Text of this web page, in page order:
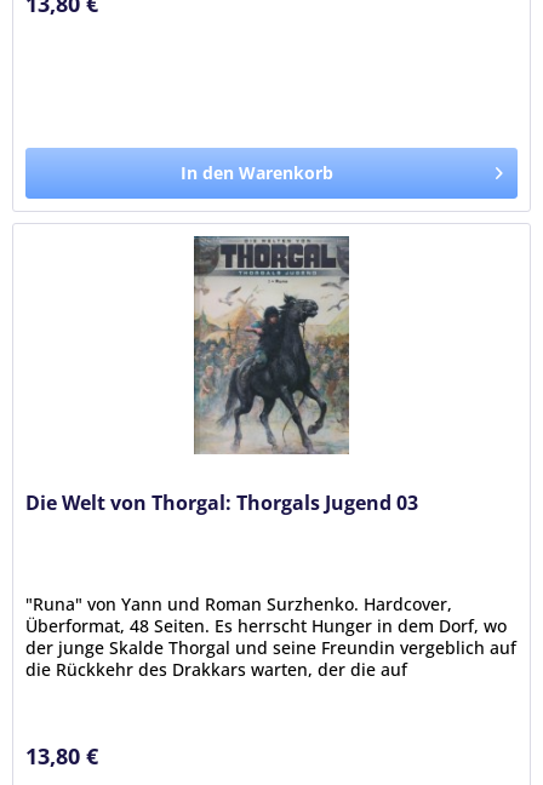
In den Warenkorb
Die Welt von Thorgal: Thorgals Jugend 03
"Runa" von Yann und Roman Surzhenko. Hardcover,
Überformat, 48 Seiten. Es herrscht Hunger in dem Dorf, wo
der junge Skalde Thorgal und seine Freundin vergeblich auf
die Rückkehr des Drakkars warten, der die auf
13,80 €